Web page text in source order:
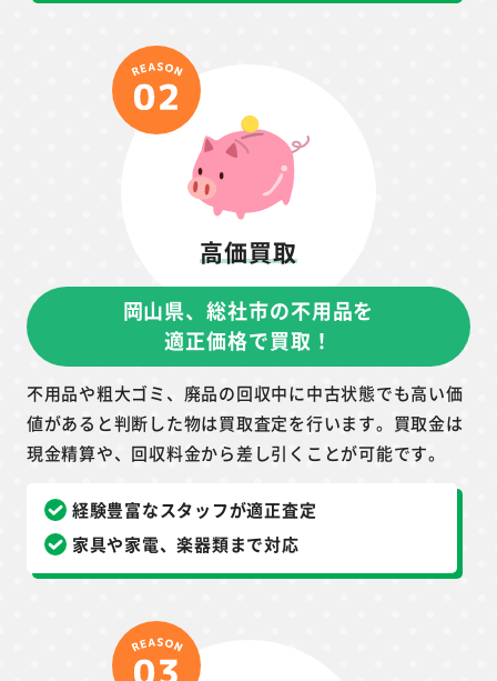
高価買取
岡山県、総社市の不用品を
適正価格で買取！
不用品や粗大ゴミ、廃品の回収中に中古状態でも高い価
値があると判断した物は買取査定を行います。買取金は
現金精算や、回収料金から差し引くことが可能です。
経験豊富なスタッフが適正査定
家具や家電、楽器類まで対応